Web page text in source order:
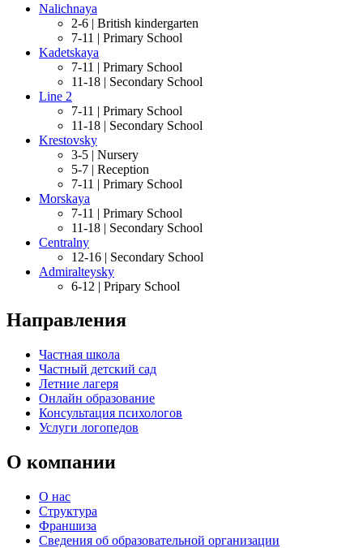
Nalichnaya
2-6 | British kindergarten
7-11 | Primary School
Kadetskaya
7-11 | Primary School
11-18 | Secondary School
Line 2
7-11 | Primary School
11-18 | Secondary School
Krestovsky
3-5 | Nursery
5-7 | Reception
7-11 | Primary School
Morskaya
7-11 | Primary School
11-18 | Secondary School
Centralny
12-16 | Secondary School
Admiralteysky
6-12 | Pripary School
Направления
Частная школа
Частный детский сад
Летние лагеря
Онлайн образование
Консультация психологов
Услуги логопедов
О компании
О нас
Структура
Франшиза
Сведения об образовательной организации